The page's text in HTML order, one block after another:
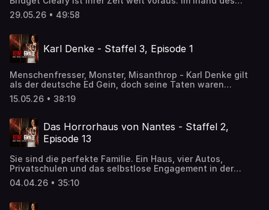
späten 19. Jahrhunderts ist die Rolle der Frau nach wie vor
häuslich geprägt. So gerät die Rebellin in den Fokus
unvorstellbares Martyrium, dass mit ihrem brutalen
Feuertod endet.
29.05.26 • 49:58
Karl Denke - Staffel 3, Episode 1
Menschenfresser, Monster, Misanthrop - Karl Denke gilt
als der deutsche Ed Gein, doch seine Taten waren
grausamer und erbarmungsloser. Papa Denke mordete
mindestens 20 Jahren unbemerkt unter den Augen eines
Opfer zu nützlichen Alltagsutensilien.
15.05.26 • 38:19
Das Horrorhaus von Nantes - Staffel 2,
Episode 13
Sie sind die perfekte Familie. Ein Haus, vier Autos,
Privatschulen und das selbstlose Engagement in der
katholischen Kirche gehören zu den Aushängeschildern
der Familie Ligonnès. Doch eines Tages verschwinden die
04.04.26 • 35:10